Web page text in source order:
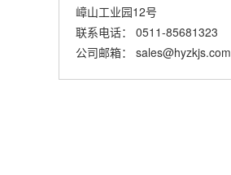
嶂山工业园12号
联系电话： 0511-85681323
公司邮箱： sales@hyzkjs.com